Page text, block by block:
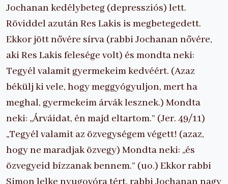
Jochanan kedélybeteg (depressziós) lett.
Röviddel azután Res Lakis is megbetegedett.
Ekkor jött nővére sírva (rabbi Jochanan nővére,
aki Res Lakis felesége volt) és mondta neki:
Tegyél valamit gyermekeim kedvéért. (Azaz
békülj ki vele, hogy meggyógyuljon, mert ha
meghal, gyermekeim árvák lesznek.) Mondta
neki: „Árváidat, én majd eltartom.” (Jer. 49/11)
„Tegyél valamit az özvegységem végett! (azaz,
hogy ne maradjak özvegy) Mondta neki: „és
özvegyeid bízzanak bennem.” (uo.) Ekkor rabbi